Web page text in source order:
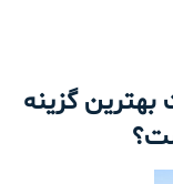
گزینه